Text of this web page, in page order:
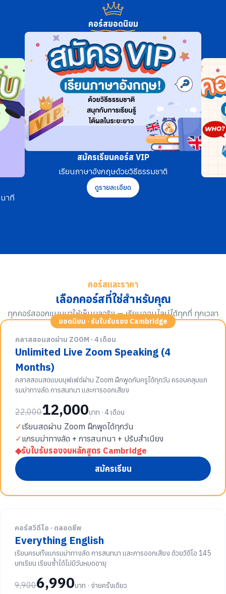
าที
คอร์สยอดนิยม
สมัครเรียนคอร์ส VIP
เรียนภาษาอังกฤษด้วยวิธีธรรมชาติ
ดูรายละเอียด
คอร์สและราคา
เลือกคอร์สที่ใช่สำหรับคุณ
ทุกคอร์สออกแบบมาให้เห็นผลจริง — เรียนออนไลน์ได้ทุกที่ ทุกเวลา
ยอดนิยม · รับใบรับรอง Cambridge
คลาสสอนสดผ่าน ZOOM · 4 เดือน
Unlimited Live Zoom Speaking (4
Months)
คลาสสอนสดแบบบุฟเฟต์ผ่าน Zoom ฝึกพูดกับครูได้ทุกวัน ครอบคลุมแก
รมม่าทางลัด การสนทนา และการออกเสียง
22,00012,000บาท · 4 เดือน
✓เรียนสดผ่าน Zoom ฝึกพูดได้ทุกวัน
✓แกรมม่าทางลัด + การสนทนา + ปรับสำเนียง
◆รับใบรับรองจบหลักสูตร Cambridge
สมัครเรียน
คอร์สวิดีโอ · ตลอดชีพ
Everything English
เรียนครบทั้งแกรมม่าทางลัด การสนทนา และการออกเสียง ด้วยวิดีโอ 145
บทเรียน เรียนซ้ำได้ไม่มีวันหมดอายุ
9,9006,990บาท · จ่ายครั้งเดียว